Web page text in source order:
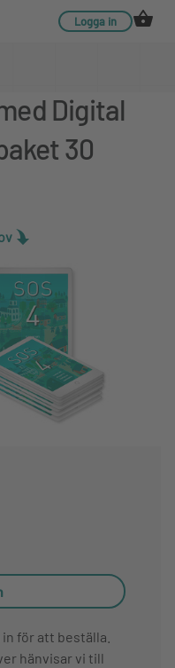
Logga in
Digital
30
för att beställa.
hänvisar vi till